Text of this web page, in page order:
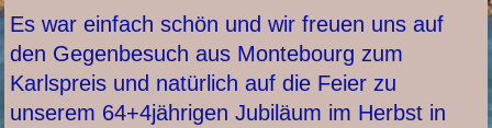
Es war einfach schön und wir freuen uns auf
den Gegenbesuch aus Montebourg zum
Karlspreis und natürlich auf die Feier zu
unserem 64+4jährigen Jubiläum im Herbst in